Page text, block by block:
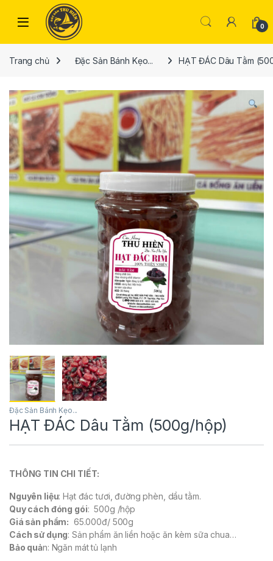
Skip to navigation
Skip to content
Open 0
Trang chủ Đặc Sản Bánh Kẹo... HẠT ĐÁC Dâu Tằm
Đặc Sản Bánh Kẹo...
HẠT ĐÁC Dâu Tằm (500g/hộp)
THÔNG TIN CHI TIẾT:
Nguyên liệu: Hạt đác tươi, đường phèn, dầu tằm.
Quy cách đóng gói: 500g /hộp
Giá sản phẩm: 65.000đ/ 500g
Cách sử dụng: Sản phẩm ăn liền hoặc ăn kèm sữa chua…
Bảo quản: Ngăn mát tủ lạnh